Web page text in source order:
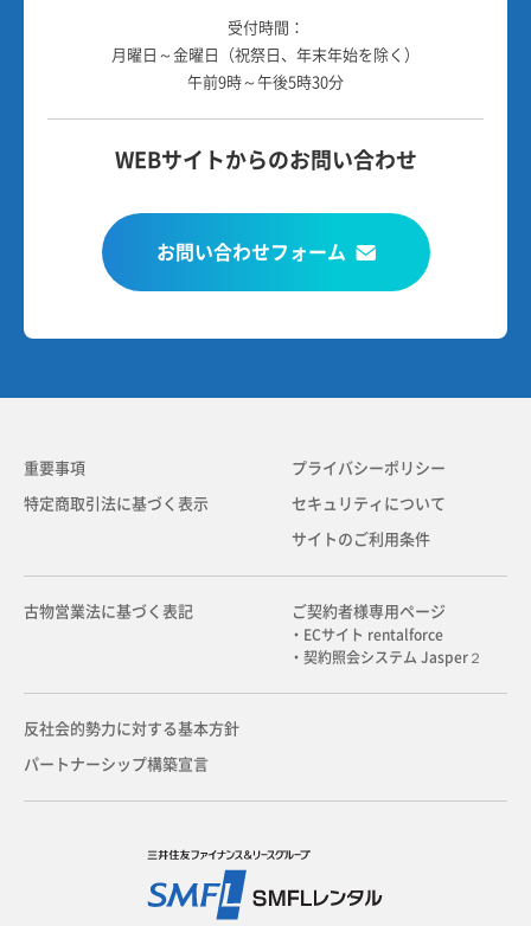
受付時間：
月曜日～金曜日（祝祭日、年末年始を除く）
午前9時～午後5時30分
WEBサイトからのお問い合わせ
お問い合わせフォーム
重要事項
特定商取引法に基づく表示
プライバシーポリシー
セキュリティについて
サイトのご利用条件
古物営業法に基づく表記 ご契約者様専用ページ
・ECサイト rentalforce
・契約照会システム Jasper２
反社会的勢力に対する基本方針
パートナーシップ構築宣言